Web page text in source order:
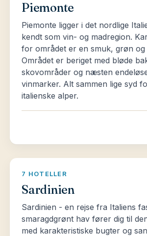
Piemonte
Piemonte ligger i det nordlige
kendt som vin- og madregion.
for området er en smuk, grøn og
Området er beriget med bløde
skovområder og næsten
vinmarker. Alt sammen lige syd
italienske alper.
7 HOTELLER
Sardinien
Sardinien - en rejse fra Italiens
smaragdgrønt hav fører dig til
med karakteristiske bugter og